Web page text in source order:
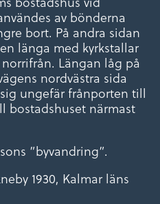
av bönderna
bort. På andra sidan
länga med kyrkstallar
Längan låg på
nordvästra sida
ungefär frånporten till
bostadshuset närmast
”byvandring”.
1930, Kalmar läns